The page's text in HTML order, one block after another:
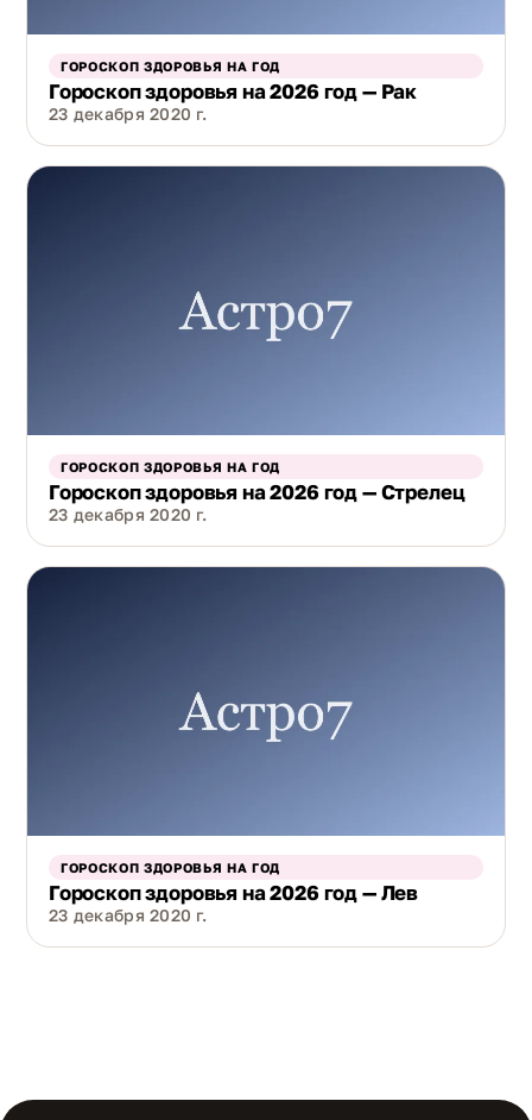
ГОРОСКОП ЗДОРОВЬЯ НА ГОД
Гороскоп здоровья на 2026 год — Рак
23 декабря 2020 г.
ГОРОСКОП ЗДОРОВЬЯ НА ГОД
Гороскоп здоровья на 2026 год — Стрелец
23 декабря 2020 г.
ГОРОСКОП ЗДОРОВЬЯ НА ГОД
Гороскоп здоровья на 2026 год — Лев
23 декабря 2020 г.